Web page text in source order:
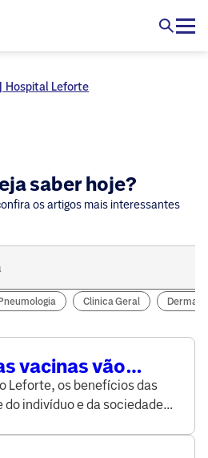
Hospital Leforte
saber hoje?
os artigos mais interessantes
Pneumologia Clinica Geral
vacinas vão
proteção
Leforte, os benefícios das
do indivíduo e da sociedade e